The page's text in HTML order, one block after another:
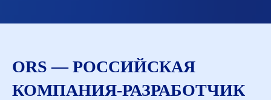
ORS — РОССИЙСКАЯ
КОМПАНИЯ-РАЗРАБОТЧИК